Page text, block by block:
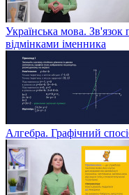
Українська мова.
відмінками іменника
Алгебра. Графічний